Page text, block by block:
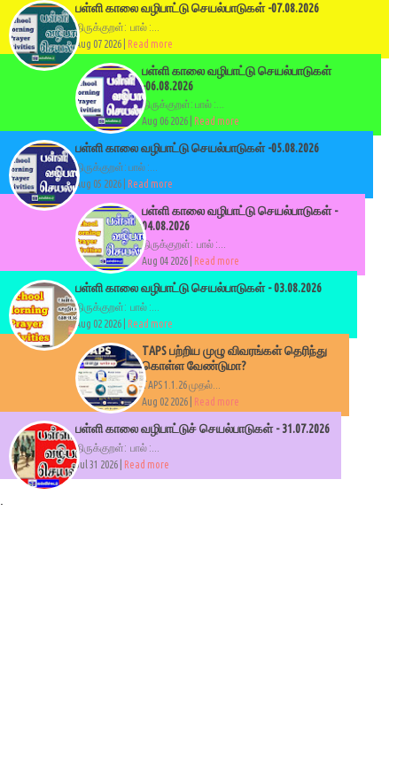
பள்ளி காலை வழிபாட்டு செயல்பாடுகள் -07.08.2026
திருக்குறள்: பால் :...
Aug 07 2026 |
Read more
பள்ளி காலை வழிபாட்டு செயல்பாடுகள்
-06.08.2026
திருக்குறள்: பால் :...
Aug 06 2026 | Read more
பள்ளி காலை வழிபாட்டு செயல்பாடுகள் -05.08.2026
திருக்குறள்: பால் :...
Aug 05 2026 | Read more
பள்ளி காலை வழிபாட்டு செயல்பாடுகள் -
04.08.2026
திருக்குறள்: பால் :...
Aug 04 2026 |
Read more
பள்ளி காலை வழிபாட்டு செயல்பாடுகள் - 03.08.2026
திருக்குறள்: பால் :...
Aug 02 2026 | Read more
TAPS பற்றிய முழு விவரங்கள் தெரிந்து
கொள்ள வேண்டுமா?
TAPS 1.1.26 முதல்...
Aug 02 2026 |
Read more
பள்ளி காலை வழிபாட்டுச் செயல்பாடுகள் - 31.07.2026
திருக்குறள்: பால் :...
Jul 31 2026 |
Read more